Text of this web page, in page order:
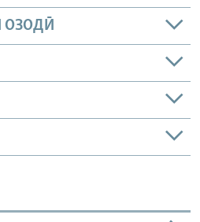
ОЗОДӢ